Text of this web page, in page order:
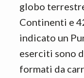
globo
Continenti e
indicato un
eserciti sono
formati da